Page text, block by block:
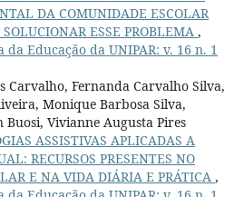
DA COMUNIDADE ESCOLAR
ESSE PROBLEMA ,
da Educação da UNIPAR: v. 16 n. 1
Carvalho, Fernanda Carvalho Silva,
Monique Barbosa Silva,
Buosi, Vivianne Augusta Pires
ASSISTIVAS APLICADAS A
RECURSOS PRESENTES NO
E NA VIDA DIÁRIA E PRÁTICA ,